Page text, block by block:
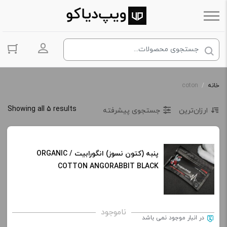
ورود به
خانه /
coton
Showing all 5 results ارزان‌ترین جستجوی پیشرفته
پنبه (کتون نسوز) انگورابیت / ORGANIC
COTTON ANGORABBIT BLACK
ناموجود در انبار موجود نمی باشد